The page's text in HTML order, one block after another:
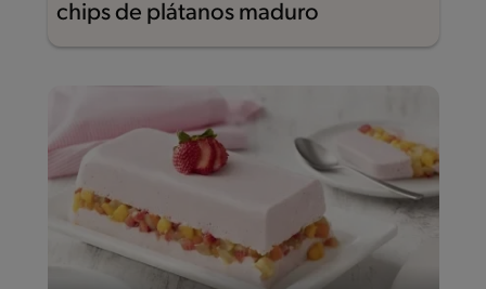
chips de plátanos maduro